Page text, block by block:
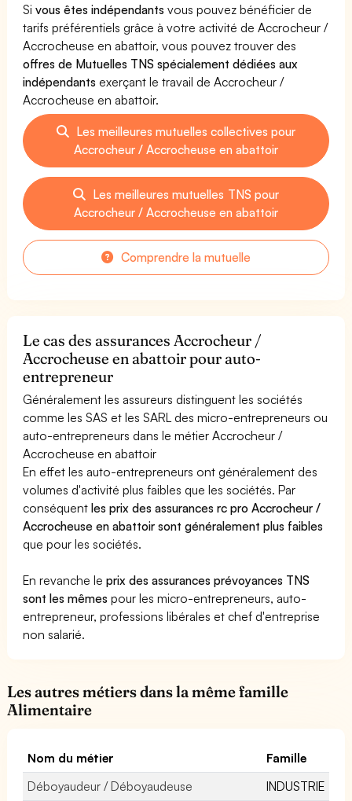
Sivous êtes indépendants vous pouvez bénéficier de
tarifs préférentiels grâce à votre activité de Accrocheur /
Accrocheuse en abattoir, vous pouvez trouver des
offres de Mutuelles TNS spécialement dédiées aux
indépendants exerçant le travail de Accrocheur /
Accrocheuse en abattoir.
Les meilleures mutuelles collectives pour
Accrocheur / Accrocheuse en abattoir
Les meilleures mutuelles TNS pour
Accrocheur / Accrocheuse en abattoir
Comprendre la mutuelle
Le cas des assurances Accrocheur /
Accrocheuse en abattoir pour auto-
entrepreneur
Généralement les assureurs distinguent les sociétés
comme les SAS et les SARL des micro-entrepreneurs ou
auto-entrepreneurs dans le métier Accrocheur /
Accrocheuse en abattoir
En effet les auto-entrepreneurs ont généralement des
volumes d'activité plus faibles que les sociétés. Par
conséquentles prix des assurances rc pro Accrocheur /
Accrocheuse en abattoir sont généralement plus faibles
que pour les sociétés.
En revanche leprix des assurances prévoyances TNS
sont les mêmes pour les micro-entrepreneurs, auto-
entrepreneur, professions libérales et chef d'entreprise
non salarié.
Les autres métiers dans la même famille
Alimentaire
Nom du métier
Famille
Déboyaudeur / Déboyaudeuse
INDUSTRIE